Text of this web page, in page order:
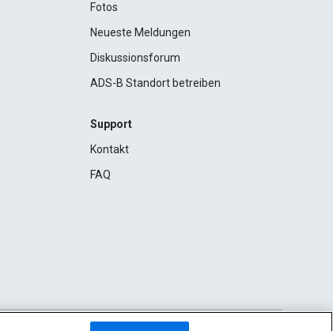
Fotos
Neueste Meldungen
Diskussionsforum
ADS-B Standort betreiben
Support
Kontakt
FAQ